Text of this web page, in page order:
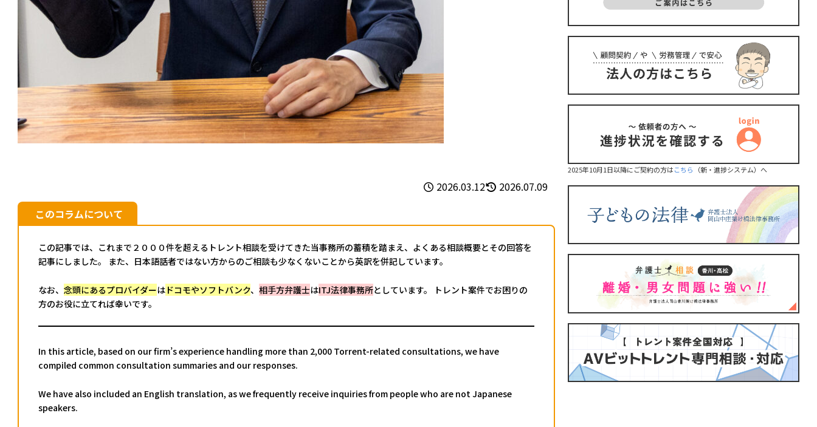
2026.03.12
2026.07.09
このコラムについて
この記事では、これまで２０００件を超えるトレント相談を受けてきた当事務所の蓄積を踏まえ、よくある相談概要とその回答を
記事にしました。 また、日本語話者ではない方からのご相談も少なくないことから英訳を併記しています。
なお、 念頭にあるプロバイダーはドコモやソフトバンク、 相手方弁護士はITJ法律事務所としています。 トレント案件でお困りの
方のお役に立てれば幸いです。
In this article, based on our firm’s experience handling more than 2,000 Torrent-related consultations, we have
compiled common consultation summaries and our responses.
We have also included an English translation, as we frequently receive inquiries from people who are not Japanese
speakers.
2025年10月1日以降にご契約の方はこちら （新・進捗システム）へ